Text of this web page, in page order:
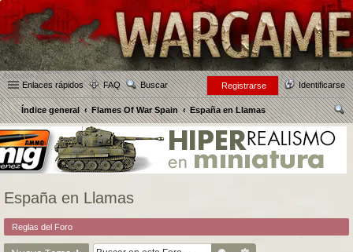
Enlaces rápidos FAQ Buscar Identificarse
Registrarse
Índice general Flames Of War Spain
España en Llamas
us
España en Llamas
Reglas del Foro